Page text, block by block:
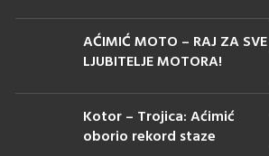
AĆIMIĆ MOTO – RAJ ZA SVE
LJUBITELJE MOTORA!
Kotor – Trojica: Aćimić
oborio rekord staze